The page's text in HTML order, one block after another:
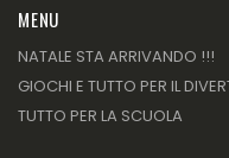
MENU
NATALE STA ARRIVANDO !!!
GIOCHI E TUTTO PER IL
TUTTO PER LA SCUOLA